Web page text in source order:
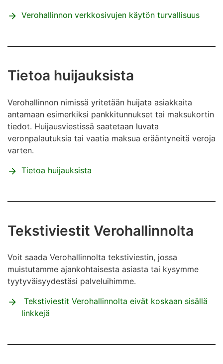
Verohallinnon verkkosivujen käytön turvallisuus
Tietoa huijauksista
Verohallinnon nimissä yritetään huijata asiakkaita
antamaan esimerkiksi pankkitunnukset tai maksukortin
tiedot. Huijausviestissä saatetaan luvata
veronpalautuksia tai vaatia maksua erääntyneitä veroja
varten.
Tietoa huijauksista
Tekstiviestit Verohallinnolta
Voit saada Verohallinnolta tekstiviestin, jossa
muistutamme ajankohtaisesta asiasta tai kysymme
tyytyväisyydestäsi palveluihimme.
Tekstiviestit Verohallinnolta eivät koskaan sisällä
linkkejä